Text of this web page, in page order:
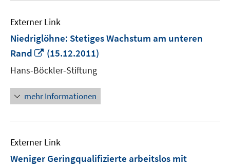
Externer Link
Niedriglöhne: Stetiges Wachstum am unteren
Rand
In
neuem
Fenster
öffnen
(15.12.2011)
Hans-Böckler-Stiftung
mehr Informationen
Externer Link
Weniger Geringqualifizierte arbeitslos mit